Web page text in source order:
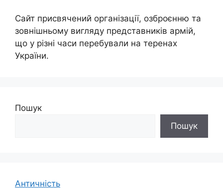
Сайт присвячений організації, озброєнню та
зовнішньому вигляду представників армій,
що у різні часи перебували на теренах
України.
Пошук
Пошук
Античність